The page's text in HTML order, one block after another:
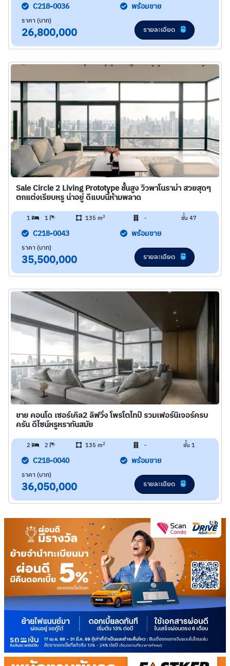
C218-0036 พร้อมขาย
ราคา (บาท)
26,800,000 รายละเอียด
Sale Circle 2 Living Prototype ชั้นสูง วิวพาโนราม่า สวยสุดๆ
ตกแต่งเรียบหรู น่าอยู่ ดีแบบนี้ห้ามพลาด
1 1 135 m2 - ชั้น 47
C218-0043 พร้อมขาย
ราคา (บาท)
35,500,000 รายละเอียด
ขาย คอนโด เซอร์เคิล2 ลิฟวิ่ง โพรโตไทป์ รวมเฟอร์นิเจอร์ครบ
ครัน ดีไซน์หรูหราทันสมัย
2 2 135 m2 - ชั้น 1
C218-0040 พร้อมขาย
ราคา (บาท)
36,050,000 รายละเอียด